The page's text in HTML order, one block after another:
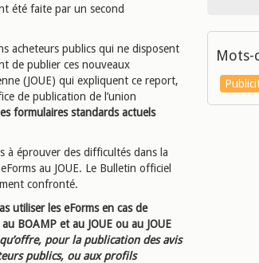
été faite par un second
acheteurs publics qui ne disposent
de publier ces nouveaux
(JOUE) qui expliquent ce report,
de publication de l’union
formulaires standards actuels
à éprouver des difficultés dans la
au JOUE. Le Bulletin officiel
confronté.
utiliser les eForms en cas de
BOAMP et au JOUE ou au JOUE
pour la publication des avis
publics, ou aux profils
Mots-